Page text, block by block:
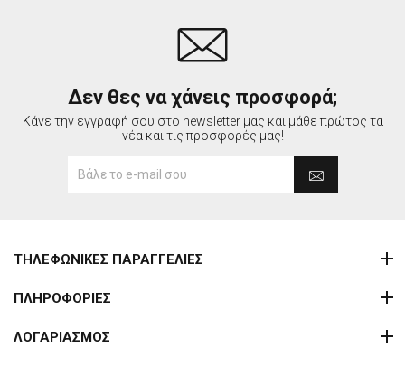
Δεν θες να χάνεις προσφορά;
Κάνε την εγγραφή σου στο newsletter μας και μάθε πρώτος τα
νέα και τις προσφορές μας!
ΤΗΛΕΦΩΝΙΚΕΣ ΠΑΡΑΓΓΕΛΙΕΣ
ΠΛΗΡΟΦΟΡΙΕΣ
ΛΟΓΑΡΙΑΣΜΟΣ